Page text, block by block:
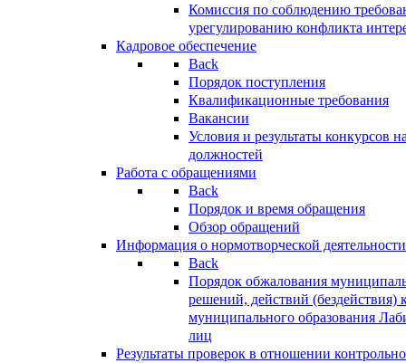
Комиссия по соблюдению
урегулированию конфликта
Кадровое обеспечение
Back
Порядок поступления
Квалификационные требования
Вакансии
Условия и результаты конкурсов
должностей
Работа с обращениями
Back
Порядок и время обращения
Обзор обращений
Информация о нормотворческой деятельности
Back
Порядок обжалования
решений, действий (бездействия)
муниципального образования
лиц
Результаты проверок в отношении